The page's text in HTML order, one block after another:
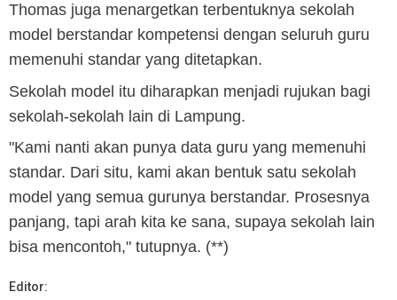
Thomas juga menargetkan terbentuknya sekolah
model berstandar kompetensi dengan seluruh guru
memenuhi standar yang ditetapkan.
Sekolah model itu diharapkan menjadi rujukan bagi
sekolah-sekolah lain di Lampung.
"Kami nanti akan punya data guru yang memenuhi
standar. Dari situ, kami akan bentuk satu sekolah
model yang semua gurunya berstandar. Prosesnya
panjang, tapi arah kita ke sana, supaya sekolah lain
bisa mencontoh," tutupnya. (**)
Editor: